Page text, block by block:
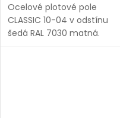
Ocelové plotové pole
CLASSIC 10-04 v odstínu
šedá RAL 7030 matná.
Bezúdržbová ocel (žárový